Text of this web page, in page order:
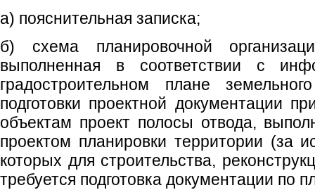
а) пояснительная записка;
б) схема планировочной
выполненная в соответствии с
градостроительном плане
подготовки проектной документации
объектам проект полосы отвода,
проектом планировки территории (за
которых для строительства,
требуется подготовка документации по